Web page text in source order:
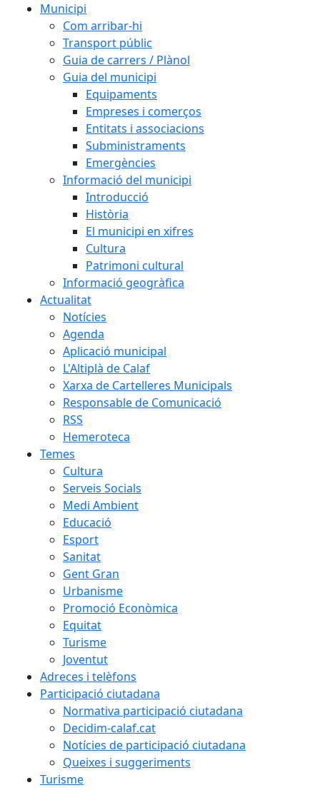
Municipi
Com arribar-hi
Transport públic
Guia de carrers / Plànol
Guia del municipi
Equipaments
Empreses i comerços
Entitats i associacions
Subministraments
Emergències
Informació del municipi
Introducció
Història
El municipi en xifres
Cultura
Patrimoni cultural
Informació geogràfica
Actualitat
Notícies
Agenda
Aplicació municipal
L'Altiplà de Calaf
Xarxa de Cartelleres Municipals
Responsable de Comunicació
RSS
Hemeroteca
Temes
Cultura
Serveis Socials
Medi Ambient
Educació
Esport
Sanitat
Gent Gran
Urbanisme
Promoció Econòmica
Equitat
Turisme
Joventut
Adreces i telèfons
Participació ciutadana
Normativa participació ciutadana
Decidim-calaf.cat
Notícies de participació ciutadana
Queixes i suggeriments
Turisme